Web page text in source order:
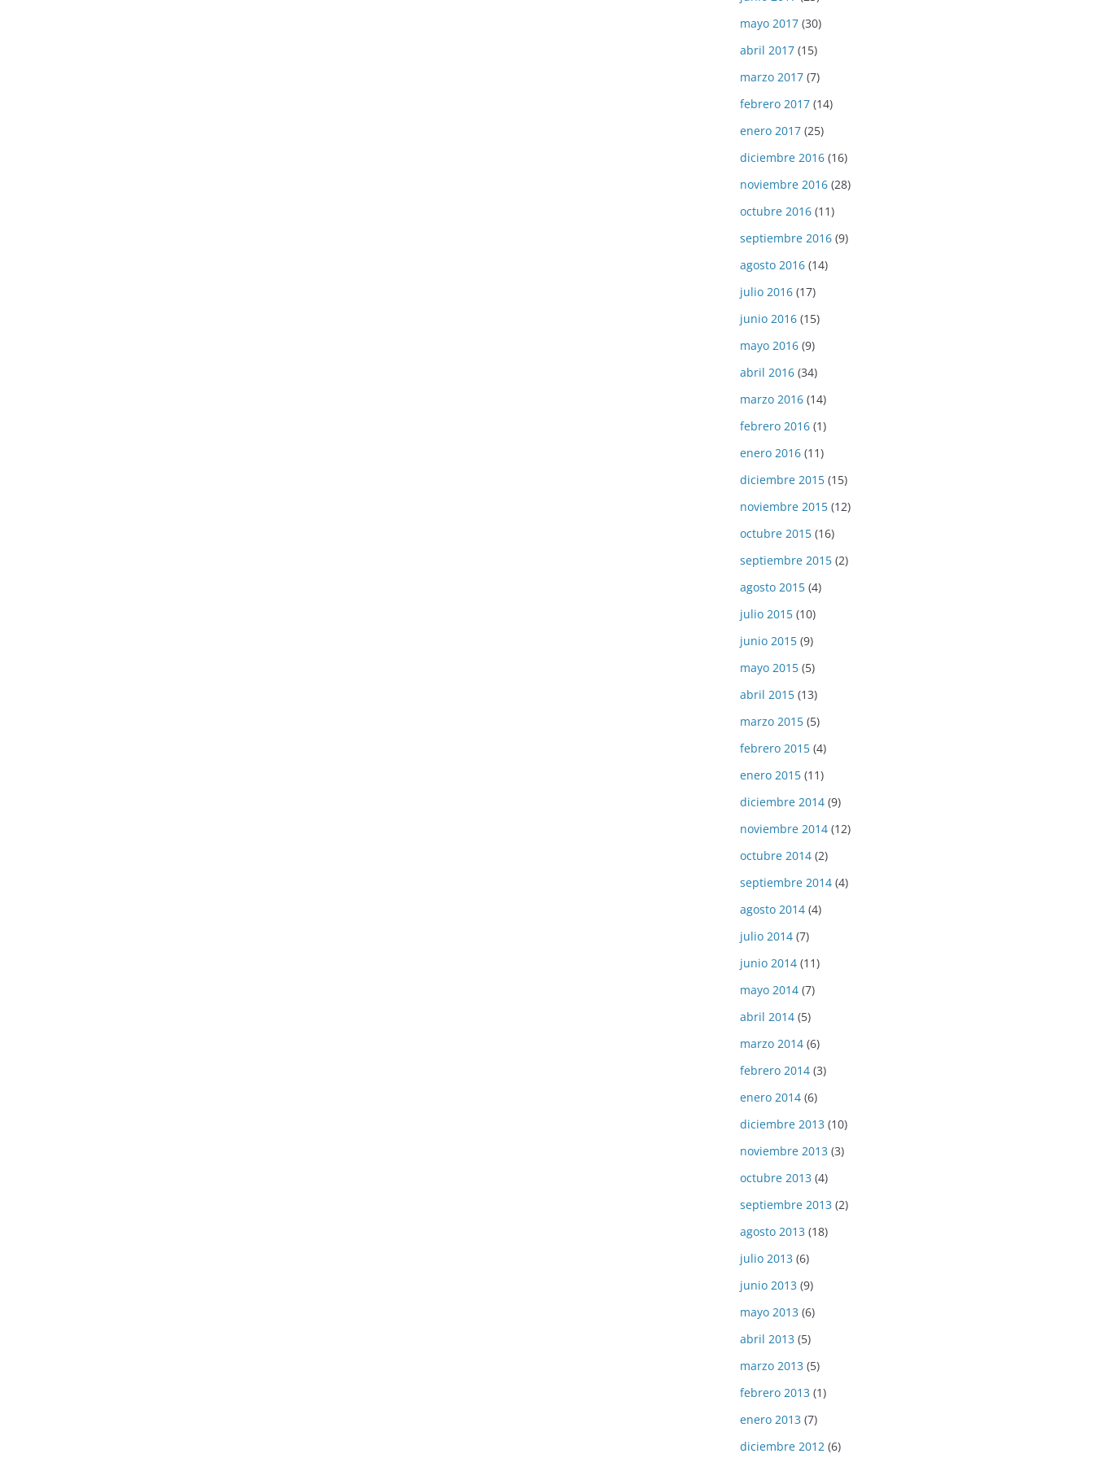
mayo 2017 (30)
abril 2017 (15)
marzo 2017 (7)
febrero 2017 (14)
enero 2017 (25)
diciembre 2016 (16)
noviembre 2016 (28)
octubre 2016 (11)
septiembre 2016 (9)
agosto 2016 (14)
julio 2016 (17)
junio 2016 (15)
mayo 2016 (9)
abril 2016 (34)
marzo 2016 (14)
febrero 2016 (1)
enero 2016 (11)
diciembre 2015 (15)
noviembre 2015 (12)
octubre 2015 (16)
septiembre 2015 (2)
agosto 2015 (4)
julio 2015 (10)
junio 2015 (9)
mayo 2015 (5)
abril 2015 (13)
marzo 2015 (5)
febrero 2015 (4)
enero 2015 (11)
diciembre 2014 (9)
noviembre 2014 (12)
octubre 2014 (2)
septiembre 2014 (4)
agosto 2014 (4)
julio 2014 (7)
junio 2014 (11)
mayo 2014 (7)
abril 2014 (5)
marzo 2014 (6)
febrero 2014 (3)
enero 2014 (6)
diciembre 2013 (10)
noviembre 2013 (3)
octubre 2013 (4)
septiembre 2013 (2)
agosto 2013 (18)
julio 2013 (6)
junio 2013 (9)
mayo 2013 (6)
abril 2013 (5)
marzo 2013 (5)
febrero 2013 (1)
enero 2013 (7)
diciembre 2012 (6)